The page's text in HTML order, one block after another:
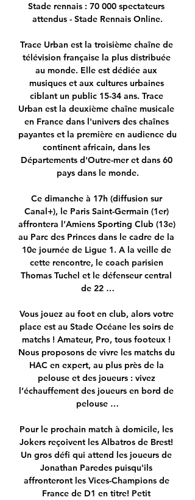
Stade rennais : 70 000 spectateurs
attendus - Stade Rennais Online.
Trace Urban est la troisième chaîne de
télévision française la plus distribuée
au monde. Elle est dédiée aux
musiques et aux cultures urbaines
ciblant un public 15-34 ans. Trace
Urban est la deuxième chaîne musicale
en France dans l'univers des chaînes
payantes et la première en audience du
continent africain, dans les
Départements d'Outre-mer et dans 60
pays dans le monde.
Ce dimanche à 17h (diffusion sur
Canal+), le Paris Saint-Germain (1er)
affrontera l’Amiens Sporting Club (13e)
au Parc des Princes dans le cadre de la
10e journée de Ligue 1. A la veille de
cette rencontre, le coach parisien
Thomas Tuchel et le défenseur central
de 22 …
Vous jouez au foot en club, alors votre
place est au Stade Océane les soirs de
matchs ! Amateur, Pro, tous footeux !
Nous proposons de vivre les matchs du
HAC en expert, au plus près de la
pelouse et des joueurs : vivez
l’échauffement des joueurs en bord de
pelouse …
Pour le prochain match à domicile, les
Jokers reçoivent les Albatros de Brest!
Un gros défi qui attend les joueurs de
Jonathan Paredes puisqu'ils
affronteront les Vices-Champions de
France de D1 en titre! Petit